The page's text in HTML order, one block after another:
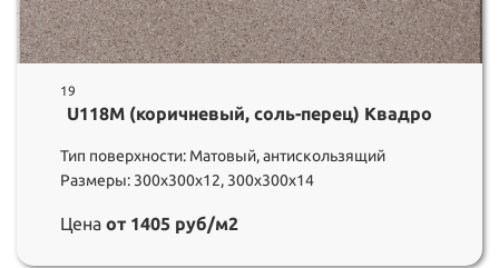
19
U118M (коричневый, соль-перец) Квадро
Тип поверхности: Матовый, антискользящий
Размеры: 300х300х12, 300х300х14
Цена от 1405 руб/м2